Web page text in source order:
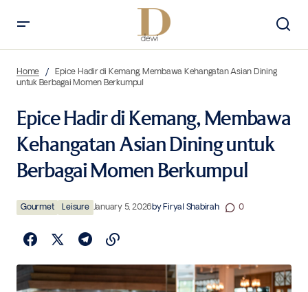
Berbagai Momen Berkumpul
Home
Epice Hadir di Kemang, Membawa Kehangatan Asian Dining
untuk Berbagai Momen Berkumpul
Epice Hadir di Kemang, Membawa
Kehangatan Asian Dining untuk
Berbagai Momen Berkumpul
Gourmet Leisure January 5, 2026byFiryal Shabirah 0